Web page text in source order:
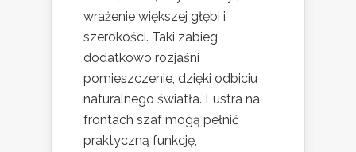
wrażenie większej głębi i
szerokości. Taki zabieg
dodatkowo rozjaśni
pomieszczenie, dzięki odbiciu
naturalnego światła. Lustra na
frontach szaf mogą pełnić
praktyczną funkcję,